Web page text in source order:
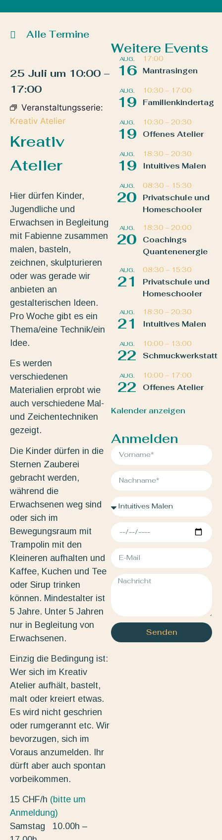
Alle Termine
25 Juli um 10:00 –
17:00
Veranstaltungsserie:
Kreativ Atelier
Kreativ
Atelier
Hier dürfen Kinder,
Jugendliche und
Erwachsen in Begleitung
mit Fabienne zusammen
malen, basteln,
zeichnen, skulpturieren
oder was gerade wir
anbieten an
gestalterischen Ideen.
Pro Woche gibt es ein
Thema/eine Technik/ein
Idee.
Es werden
verschiedenen
Materialien erprobt wie
auch verschiedene Mal-
und Zeichentechniken
gezeigt.
Die Kinder dürfen in die
Sternen Zauberei
gebracht werden,
während die
Erwachsenen weg sind
oder sich im
Bewegungsraum mit
Trampolin mit den
Kleineren aufhalten und
Kaffee, Kuchen und Tee
oder Sirup trinken
können. Mindestalter ist
5 Jahre. Unter 5 Jahren
nur in Begleitung von
Erwachsenen.
Einzig die Bedingung ist:
Wer sich im Kreativ
Atelier aufhält, bastelt,
malt oder kreiert etwas.
Es wird nicht geschrien
oder rumgerannt etc. Wir
bevorzugen, sich im
Voraus anzumelden. Ihr
dürft aber auch spontan
vorbeikommen.
15 CHF/h (bitte um
Anmeldung)
Samstag 10.00h –
Weitere Events
AUG.
16
17:00
Mantrasingen
AUG.
19
10:30 – 17:00
Familienkindertag
AUG.
19
10:30 – 20:30
Offenes Atelier
AUG.
19
18:30 – 20:30
Intuitives Malen
AUG.
20
08:30 – 15:30
Privatschule und
Homeschooler
AUG.
20
18:30 – 20:00
Coachings
Quantenenergie
AUG.
21
08:30 – 15:30
Privatschule und
Homeschooler
AUG.
21
18:30 – 20:30
Intuitives Malen
AUG.
22
10:00 – 13:00
Schmuckwerkstatt
AUG.
22
10:00 – 17:00
Offenes Atelier
Kalender anzeigen
Anmelden
Senden